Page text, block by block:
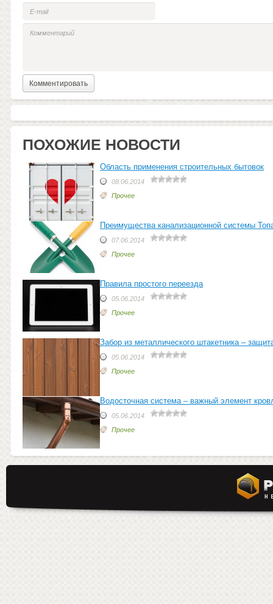
ПОХОЖИЕ НОВОСТИ
Область применения строительных бытовок
08.06.2014
Прочее
Преимущества канализационной системы
07.06.2014
Прочее
Правила простого переезда
05.06.2014
Прочее
Забор из металлического штакетника –
05.06.2014
Прочее
Водосточная система – важный элемент
05.06.2014
Прочее